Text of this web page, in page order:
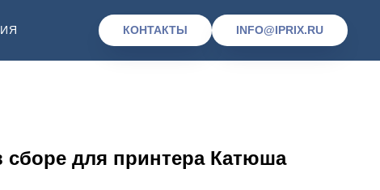
КОНТАКТЫ INFO@IPRIX.RU
сборе для принтера Катюша